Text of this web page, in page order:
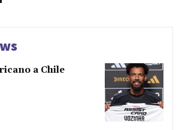
a Chile